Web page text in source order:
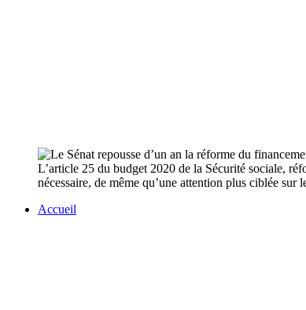
L’article 25 du budget 2020 de la Sécurité sociale,
nécessaire, de même qu’une attention plus ciblée sur
Accueil